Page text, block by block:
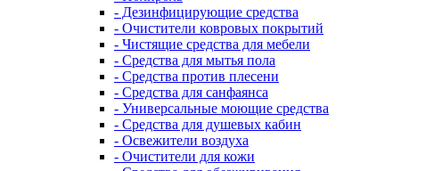
- Дезинфицирующие средства
- Очистители ковровых покрытий
- Чистящие средства для мебели
- Средства для мытья пола
- Средства против плесени
- Средства для санфаянса
- Универсальные моющие средства
- Средства для душевых кабин
- Освежители воздуха
- Очистители для кожи